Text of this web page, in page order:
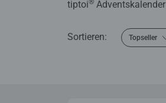
tiptoi Adventskalender
Sortieren: Topseller